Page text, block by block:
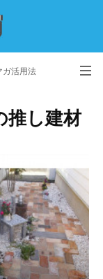
ガ活用法
特定商取引法に基づく表記
推し建材